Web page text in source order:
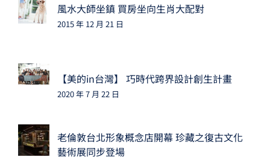
風水大師坐鎮 買房坐向生肖大配對
2015 年 12 月 21 日
【美的in台灣】 巧時代跨界設計創生計畫
2020 年 7 月 22 日
老倫敦台北形象概念店開幕 珍藏之復古文化
藝術展同步登場